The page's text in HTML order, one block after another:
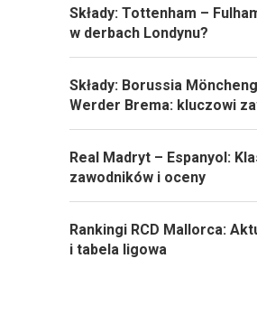
Składy: Tottenham –
w derbach Londynu?
Składy: Borussia
Werder Brema: kluczowi
Real Madryt – Espanyol:
zawodników i oceny
Rankingi RCD Mallorca:
i tabela ligowa